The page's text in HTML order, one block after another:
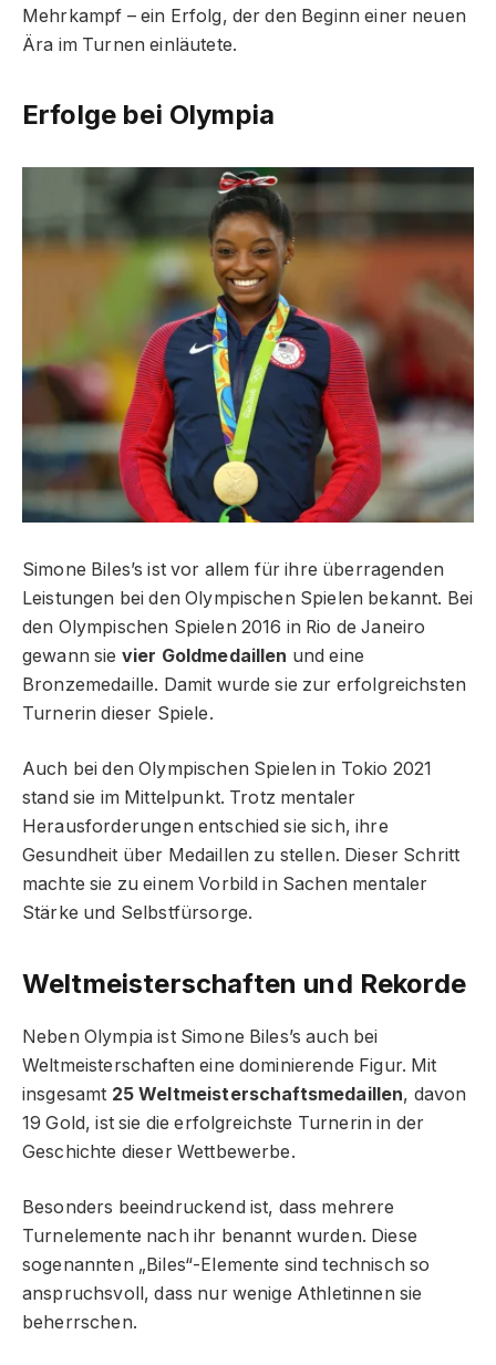
Mehrkampf – ein Erfolg, der den Beginn einer neuen
Ära im Turnen einläutete.
Erfolge bei Olympia
Simone Biles’s ist vor allem für ihre überragenden
Leistungen bei den Olympischen Spielen bekannt. Bei
den Olympischen Spielen 2016 in Rio de Janeiro
gewann sie vier Goldmedaillen und eine
Bronzemedaille. Damit wurde sie zur erfolgreichsten
Turnerin dieser Spiele.
Auch bei den Olympischen Spielen in Tokio 2021
stand sie im Mittelpunkt. Trotz mentaler
Herausforderungen entschied sie sich, ihre
Gesundheit über Medaillen zu stellen. Dieser Schritt
machte sie zu einem Vorbild in Sachen mentaler
Stärke und Selbstfürsorge.
Weltmeisterschaften und Rekorde
Neben Olympia ist Simone Biles’s auch bei
Weltmeisterschaften eine dominierende Figur. Mit
insgesamt 25 Weltmeisterschaftsmedaillen, davon
19 Gold, ist sie die erfolgreichste Turnerin in der
Geschichte dieser Wettbewerbe.
Besonders beeindruckend ist, dass mehrere
Turnelemente nach ihr benannt wurden. Diese
sogenannten „Biles“-Elemente sind technisch so
anspruchsvoll, dass nur wenige Athletinnen sie
beherrschen.